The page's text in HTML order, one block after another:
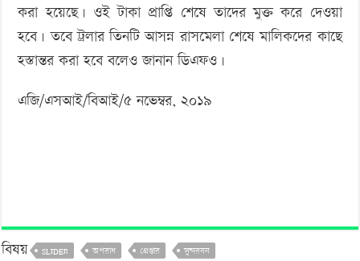
করা হয়েছে। ওই টাকা প্রাপ্তি শেষে তাদের মুক্ত করে দেওয়া
হবে। তবে ট্রলার তিনটি আসন্ন রাসমেলা শেষে মালিকদের কাছে
হস্তান্তর করা হবে বলেও জানান ডিএফও।
এজি/এসআই/বিআই/৫ নভেম্বর, ২০১৯
বিষয় SLIDER অপরাধ গ্রেপ্তার সুন্দরবন